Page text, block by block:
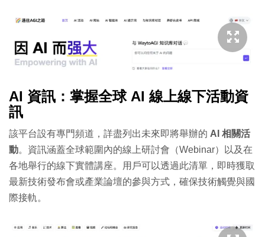
AI 資訊：掌握全球 AI 線上線下活動資
訊
該平台設有專門頻道，詳盡列出未來即將舉辦的 AI 相關活
動。資訊涵蓋全球範圍內的線上研討會（Webinar）以及在
各地舉行的線下實體講座。用戶可以透過此清單，即時獲取
最新技術發布會或產業論壇的參與方式，確保技術觸覺與國
際接軌。